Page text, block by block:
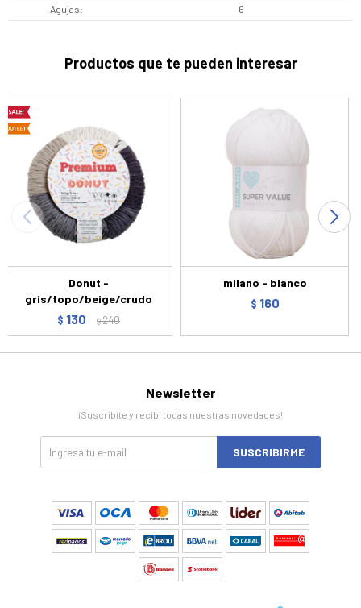
Agujas 6
Productos que te pueden interesar
Donut -
gris/topo/beige/crudo
$ 130 $240
milano - blanco
$ 160
Newsletter
¡Suscribite y recibí todas nuestras novedades!
SUSCRIBIRME